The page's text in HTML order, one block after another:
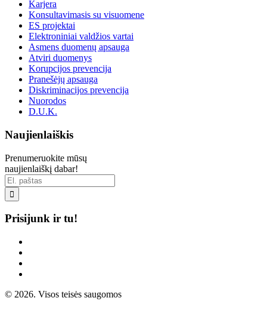
Karjera
Konsultavimasis su visuomene
ES projektai
Elektroniniai valdžios vartai
Asmens duomenų apsauga
Atviri duomenys
Korupcijos prevencija
Pranešėjų apsauga
Diskriminacijos prevencija
Nuorodos
D.U.K.
Naujienlaiškis
Prenumeruokite mūsų
naujienlaiškį dabar!

Prisijunk ir tu!
© 2026. Visos teisės saugomos